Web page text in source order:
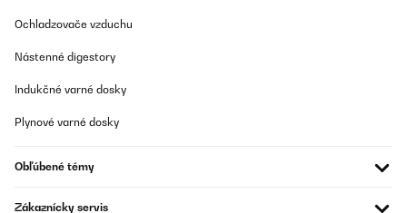
Ochladzovače vzduchu
Nástenné digestory
Indukčné varné dosky
Plynové varné dosky
Obľúbené témy
Zákaznícky servis